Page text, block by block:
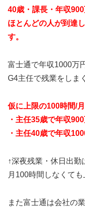
40歳・課長・年収
ほとんどの人が到達
す。
富士通で年収1000万
G4主任で残業をしま
仮に上限の100時間/
・主任35歳で年収900
・主任40歳で年収
↑深夜残業・休日出
月100時間しなくても
また富士通は会社の